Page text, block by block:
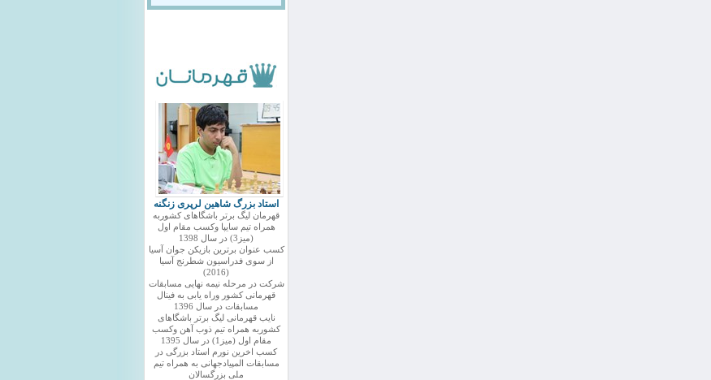
استاد بزرگ شاهین لرپری زنگنه
قهرمان لیگ برتر باشگاهای کشوربه
همراه تیم سایپا وکسب مقام اول
(میز3) در سال 1398
کسب عنوان برترین بازیکن جوان آسیا
از سوی فدراسیون شطرنج آسیا
(2016)
شرکت در مرحله نیمه نهایی مسابقات
قهرمانی کشور وراه یابی به فینال
مسابقات در سال 1396
نایب قهرمانی لیگ برتر باشگاهای
کشوربه همراه تیم ذوب آهن وکسب
مقام اول (میز1) در سال 1395
کسب اخرین نورم استاد بزرگی در
مسابقات المپیادجهانی به همراه تیم
ملی بزرگسالان